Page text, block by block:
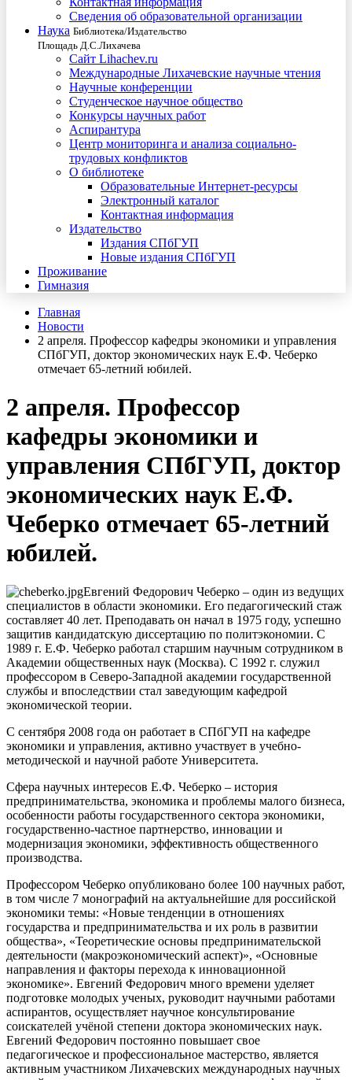
Сведения об образовательной организации
Наука Библиотека/Издательство
Площадь Д.С.Лихачева
Сайт Lihachev.ru
Международные Лихачевские научные чтения
Научные конференции
Студенческое научное общество
Конкурсы научных работ
Аспирантура
Центр мониторинга и анализа социально-
трудовых конфликтов
О библиотеке
Образовательные Интернет-ресурсы
Электронный каталог
Контактная информация
Издательство
Издания СПбГУП
Новые издания СПбГУП
Проживание
Гимназия
Главная
Новости
2 апреля. Профессор кафедры экономики и управления
СПбГУП, доктор экономических наук Е.Ф. Чеберко
отмечает 65-летний юбилей.
2 апреля. Профессор
кафедры экономики и
управления СПбГУП, доктор
экономических наук Е.Ф.
Чеберко отмечает 65-летний
юбилей.
Евгений Федорович Чеберко – один из ведущих
специалистов в области экономики. Его педагогический стаж
составляет 40 лет. Преподавать он начал в 1975 году, успешно
защитив кандидатскую диссертацию по политэкономии. С
1989 г. Е.Ф. Чеберко работал старшим научным сотрудником в
Академии общественных наук (Москва). С 1992 г. служил
профессором в Северо-Западной академии государственной
службы и впоследствии стал заведующим кафедрой
экономической теории.
С сентября 2008 года он работает в СПбГУП на кафедре
экономики и управления, активно участвует в учебно-
методической и научной работе Университета.
Сфера научных интересов Е.Ф. Чеберко – история
предпринимательства, экономика и проблемы малого бизнеса,
особенности работы государственного сектора экономики,
государственно-частное партнерство, инновации и
модернизация экономики, эффективность общественного
производства.
Профессором Чеберко опубликовано более 100 научных работ,
в том числе 7 монографий на актуальнейшие для российской
экономики темы: «Новые тенденции в отношениях
государства и предпринимательства и их роль в развитии
общества», «Теоретические основы предпринимательской
деятельности (макроэкономический аспект)», «Основные
направления и факторы перехода к инновационной
экономике». Евгений Федорович много времени уделяет
подготовке молодых ученых, руководит научными работами
аспирантов, осуществляет научное консультирование
соискателей учёной степени доктора экономических наук.
Евгений Федорович постоянно повышает свое
педагогическое и профессиональное мастерство, является
активным участником Лихачевских международных научных